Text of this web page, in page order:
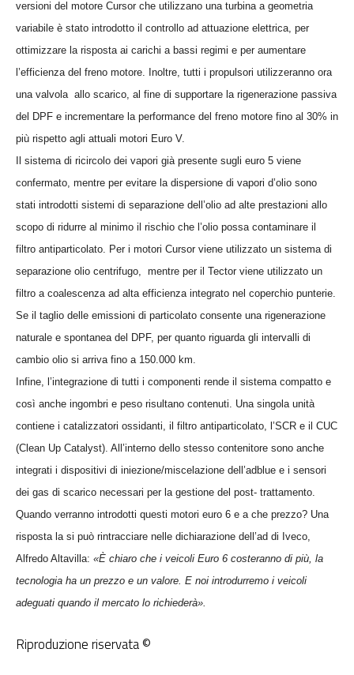
versioni del motore Cursor che utilizzano una turbina a geometria
variabile è stato introdotto il controllo ad attuazione elettrica, per
ottimizzare la risposta ai carichi a bassi regimi e per aumentare
l’efficienza del freno motore. Inoltre, tutti i propulsori utilizzeranno ora
una valvola allo scarico, al fine di supportare la rigenerazione passiva
del DPF e incrementare la performance del freno motore fino al 30% in
più rispetto agli attuali motori Euro V.
Il sistema di ricircolo dei vapori già presente sugli euro 5 viene
confermato, mentre per evitare la dispersione di vapori d’olio sono
stati introdotti sistemi di separazione dell’olio ad alte prestazioni allo
scopo di ridurre al minimo il rischio che l’olio possa contaminare il
filtro antiparticolato. Per i motori Cursor viene utilizzato un sistema di
separazione olio centrifugo,
mentre per il Tector viene utilizzato un
filtro a coalescenza ad alta efficienza integrato nel coperchio punterie.
Se il taglio delle emissioni di particolato consente una rigenerazione
naturale e spontanea del DPF, per quanto riguarda gli intervalli di
cambio olio si arriva fino a 150.000 km
Infine, l’integrazione di tutti i componenti rende il sistema compatto e
così anche ingombri e peso risultano contenuti. Una singola unità
contiene i catalizzatori ossidanti, il filtro antiparticolato, l’SCR e il CUC
(Clean Up Catalyst). All’interno dello stesso contenitore sono anche
integrati i dispositivi di iniezione/miscelazione dell’adblue e i sensori
dei gas di scarico necessari per la gestione del post- trattamento.
Quando verranno introdotti questi motori euro 6 e a che prezzo? Una
risposta la si può rintracciare nelle dichiarazione dell’ad di Iveco,
Alfredo Altavilla: «È chiaro che i veicoli Euro 6 costeranno di più, la
tecnologia ha un prezzo e un valore. E noi introdurremo i veicoli
adeguati quando il mercato lo richiederà».
Riproduzione riservata ©